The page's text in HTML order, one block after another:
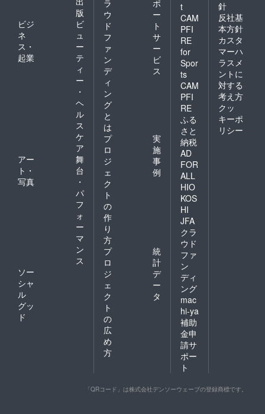
ルは、皆様がこの先何年に
もわたってCOFFEEJACKを
ご利用いただき、ポジティ
ブな経験をしていただくこ
とです。たとえあなたの体
験が一時的に損なわれたと
しても、私たちは皆さんに
正しいことをし、状況を改
善したいと考えています。
お客様のご心配に対処する
間、ご理解とご協力をお願
いいたします。ご投稿いた
だいた内容が無視されるこ
とはありませんので、ご安
心ください。しかし、積極
的な解決策で対応するため
には、投稿が必要なので
す。ヘルプセンター内のリ
ンクを使用して何か問題が
発生した場合、私自身は今
後1時間、このアップデート
された内容を確認します。
版
ビジ
ネ
ス・
起業
ビ
ュ
ー
テ
ィ
ー
・
ヘ
ル
ス
ケ
ア
アー
ト・
写真
舞
台
・
パ
フ
ォ
ー
マ
ン
ス
ソー
シャ
ル
グッ
ド
ラ
ウ
ド
フ
ァ
ン
デ
ィ
ン
グ
と
は
ポ
ー
ト
サ
ー
ビ
ス
プ
ロ
ジ
ェ
ク
ト
の
作
り
方
実
施
事
例
プ
ロ
ジ
ェ
ク
ト
の
広
め
方
統
計
デ
ー
タ
t
CAM
PFI
RE
for
Spor
ts
CAM
PFI
RE
ふる
さと
納税
AD
FOR
ALL
HIO
KOS
HI
JFA
クラ
ウド
ファ
ン
ディ
ング
mac
hi-ya
補助
金申
請サ
ポー
ト
針
反社基
本方針
カスタ
マーハ
ラスメ
ントに
対する
考え方
クッ
キーポ
リシー
「QRコード」は株式会社デンソーウェーブの登録商標です。